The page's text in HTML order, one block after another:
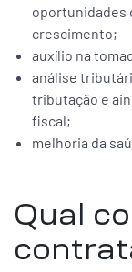
oportunidades
crescimento;
auxílio na
análise
tributação e
fiscal;
melhoria da
Qual